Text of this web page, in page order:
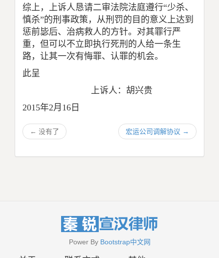
综上，上诉人恳请二审法院法庭遵行“少杀、
慎杀”的刑事政策，从刑罚的目的意义上达到
惩前毖后、治病救人的方针。对其罪行严
重，但可以不立即执行死刑的人给一条生
路，让其一次有悔罪、认罪的机会。
此呈
上诉人：胡兴贵
2015年2月 16 日
← 没有了 宏运公司调解协议 →
Power By Bootstrap中文网